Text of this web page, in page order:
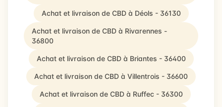
Achat et livraison de CBD à Déols - 36130
Achat et livraison de CBD à Rivarennes -
36800
Achat et livraison de CBD à Briantes - 36400
Achat et livraison de CBD à Villentrois - 36600
Achat et livraison de CBD à Ruffec - 36300